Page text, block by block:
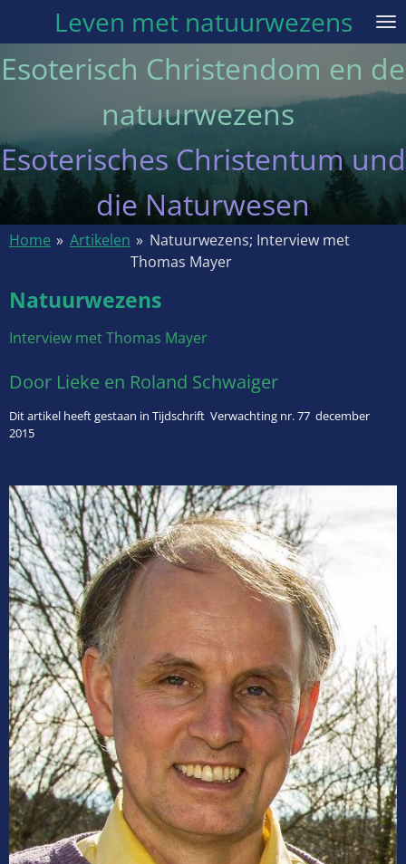
direct
naar
de
Leven met natuurwezens
Esoterisch Christendom en de
natuurwezens
Esoterisches Christentum und
die Naturwesen
Home » Artikelen » Natuurwezens; Interview met
Thomas Mayer
Natuurwezens
Interview met Thomas Mayer
Door Lieke en Roland Schwaiger
Dit artikel heeft gestaan in Tijdschrift Verwachting nr. 77 december
2015